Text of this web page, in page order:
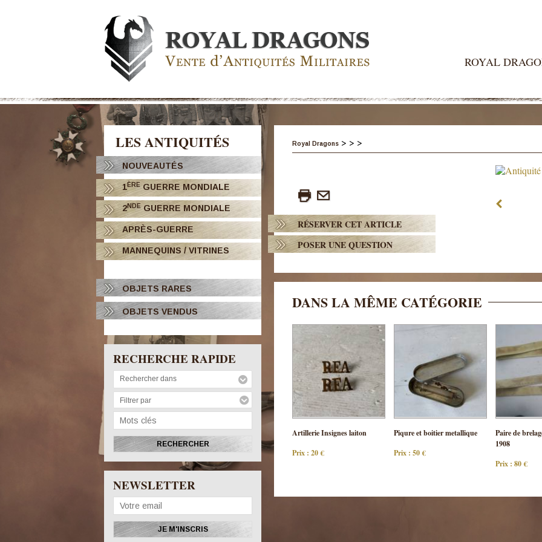
ROYAL
LES ANTIQUITÉS
NOUVEAUTÉS
1ÈREGUERRE MONDIALE
2NDEGUERRE MONDIALE
APRÈS-GUERRE
MANNEQUINS / VITRINES
OBJETS RARES
OBJETS VENDUS
RECHERCHE RAPIDE
Rechercher dans
Filtrer par
NEWSLETTER
Royal Dragons> > >
RÉSERVER CET ARTICLE
POSER UNE QUESTION
DANS LA MÊME CATÉGORIE
Consulter
cette pièce
Artillerie Insignes laiton
Prix : 20 €
Consulter
Piqure et boitier metallique
Prix : 50 €
Paire de
1908
Prix : 80 €